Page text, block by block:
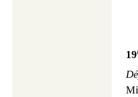
19